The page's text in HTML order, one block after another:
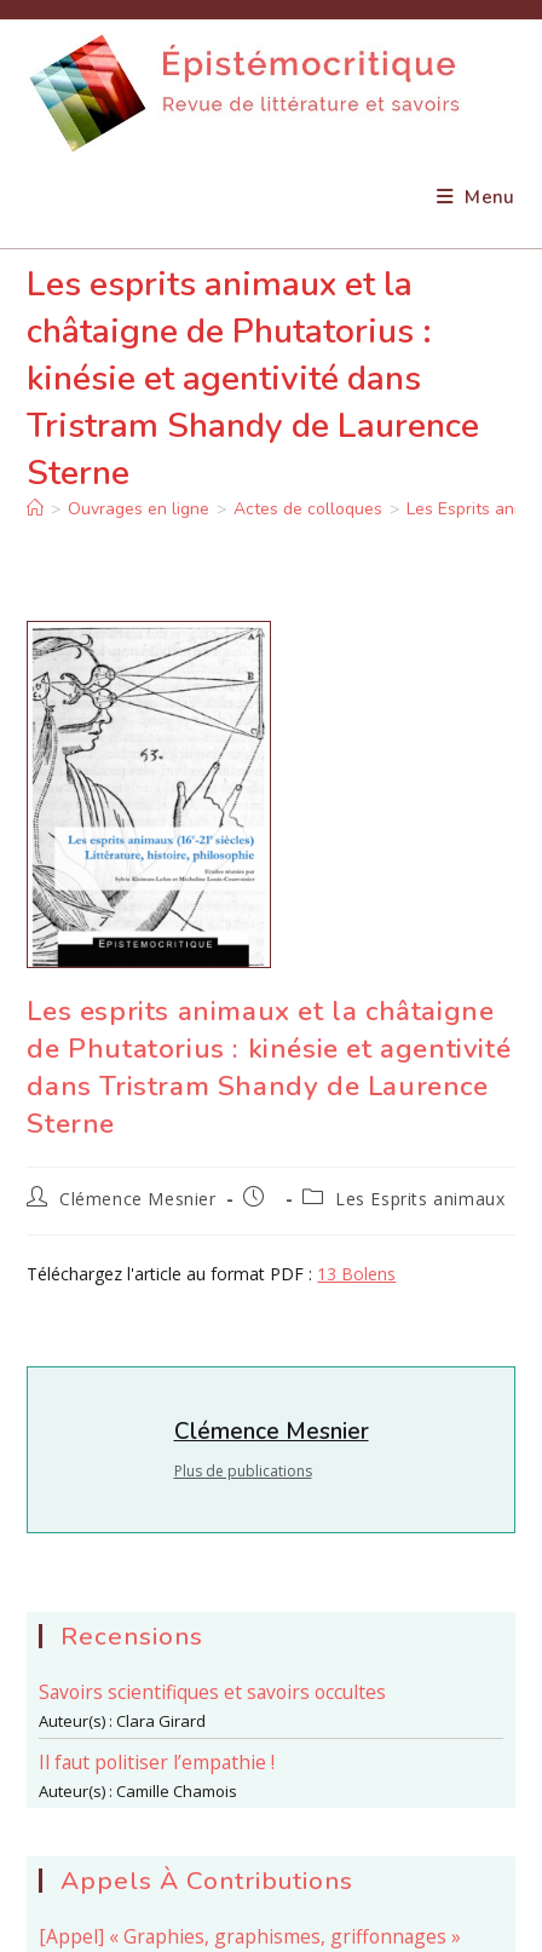
content
Menu
Les esprits animaux et la
châtaigne de Phutatorius :
kinésie et agentivité dans
Tristram Shandy de Laurence
Sterne
> Ouvrages en ligne > Actes de colloques > Les Esprits
Les esprits animaux et la châtaigne
de Phutatorius : kinésie et agentivité
dans Tristram Shandy de Laurence
Sterne
Auteur/autrice
publication :
Clémence Mesnier
Publication
PostLes Esprits animaux
Téléchargez l'article au format PDF : 13 Bolens
Clémence Mesnier
Plus de publications
Recensions
Savoirs scientifiques et savoirs occultes
Auteur(s) :Clara Girard
Il faut politiser l’empathie !
Auteur(s) :Camille Chamois
Appels À Contributions
[Appel] « Graphies, graphismes, griffonnages »